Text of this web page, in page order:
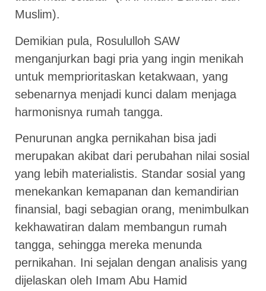
Muslim).
Demikian pula, Rosululloh SAW
menganjurkan bagi pria yang ingin menikah
untuk memprioritaskan ketakwaan, yang
sebenarnya menjadi kunci dalam menjaga
harmonisnya rumah tangga.
Penurunan angka pernikahan bisa jadi
merupakan akibat dari perubahan nilai sosial
yang lebih materialistis. Standar sosial yang
menekankan kemapanan dan kemandirian
finansial, bagi sebagian orang, menimbulkan
kekhawatiran dalam membangun rumah
tangga, sehingga mereka menunda
pernikahan. Ini sejalan dengan analisis yang
dijelaskan oleh Imam Abu Hamid